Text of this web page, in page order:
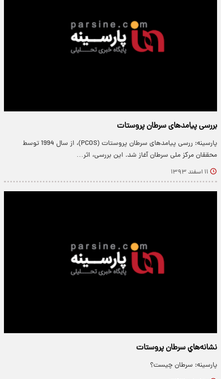
بررسی پیامدهای سرطان پروستات
پارسینه: ررسی پیامدهای سرطان پروستات (PCOS)، از سال 1994 توسط
محققان مرکز ملی سرطان آغاز شد. این بررسی، اثر…
۱۱ اسفند ۱۳۹۳
نشانه‌هاي سرطان پروستات
پارسینه: سرطان چیست؟